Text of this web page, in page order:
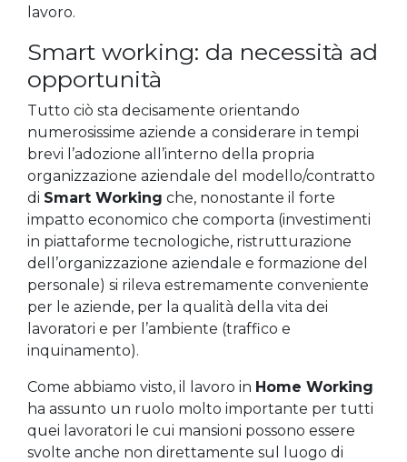
lavoro.
Smart working: da necessità ad
opportunità
Tutto ciò sta decisamente orientando
numerosissime aziende a considerare in tempi
brevi l’adozione all’interno della propria
organizzazione aziendale del modello/contratto
di Smart Working che, nonostante il forte
impatto economico che comporta (investimenti
in piattaforme tecnologiche, ristrutturazione
dell’organizzazione aziendale e formazione del
personale) si rileva estremamente conveniente
per le aziende, per la qualità della vita dei
lavoratori e per l’ambiente (traffico e
inquinamento).
Come abbiamo visto, il lavoro in Home Working
ha assunto un ruolo molto importante per tutti
quei lavoratori le cui mansioni possono essere
svolte anche non direttamente sul luogo di